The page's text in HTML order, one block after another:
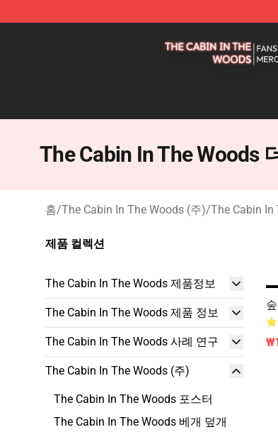
The Cabin In The Woods
홈/The Cabin In The Woods (주)/The Cabin In
제품 컬렉션
The Cabin In The Woods 제품정보
The Cabin In The Woods 제품 정보
The Cabin In The Woods 사례 연구
The Cabin In The Woods (주)
The Cabin In The Woods 포스터
The Cabin In The Woods 베개 덮개